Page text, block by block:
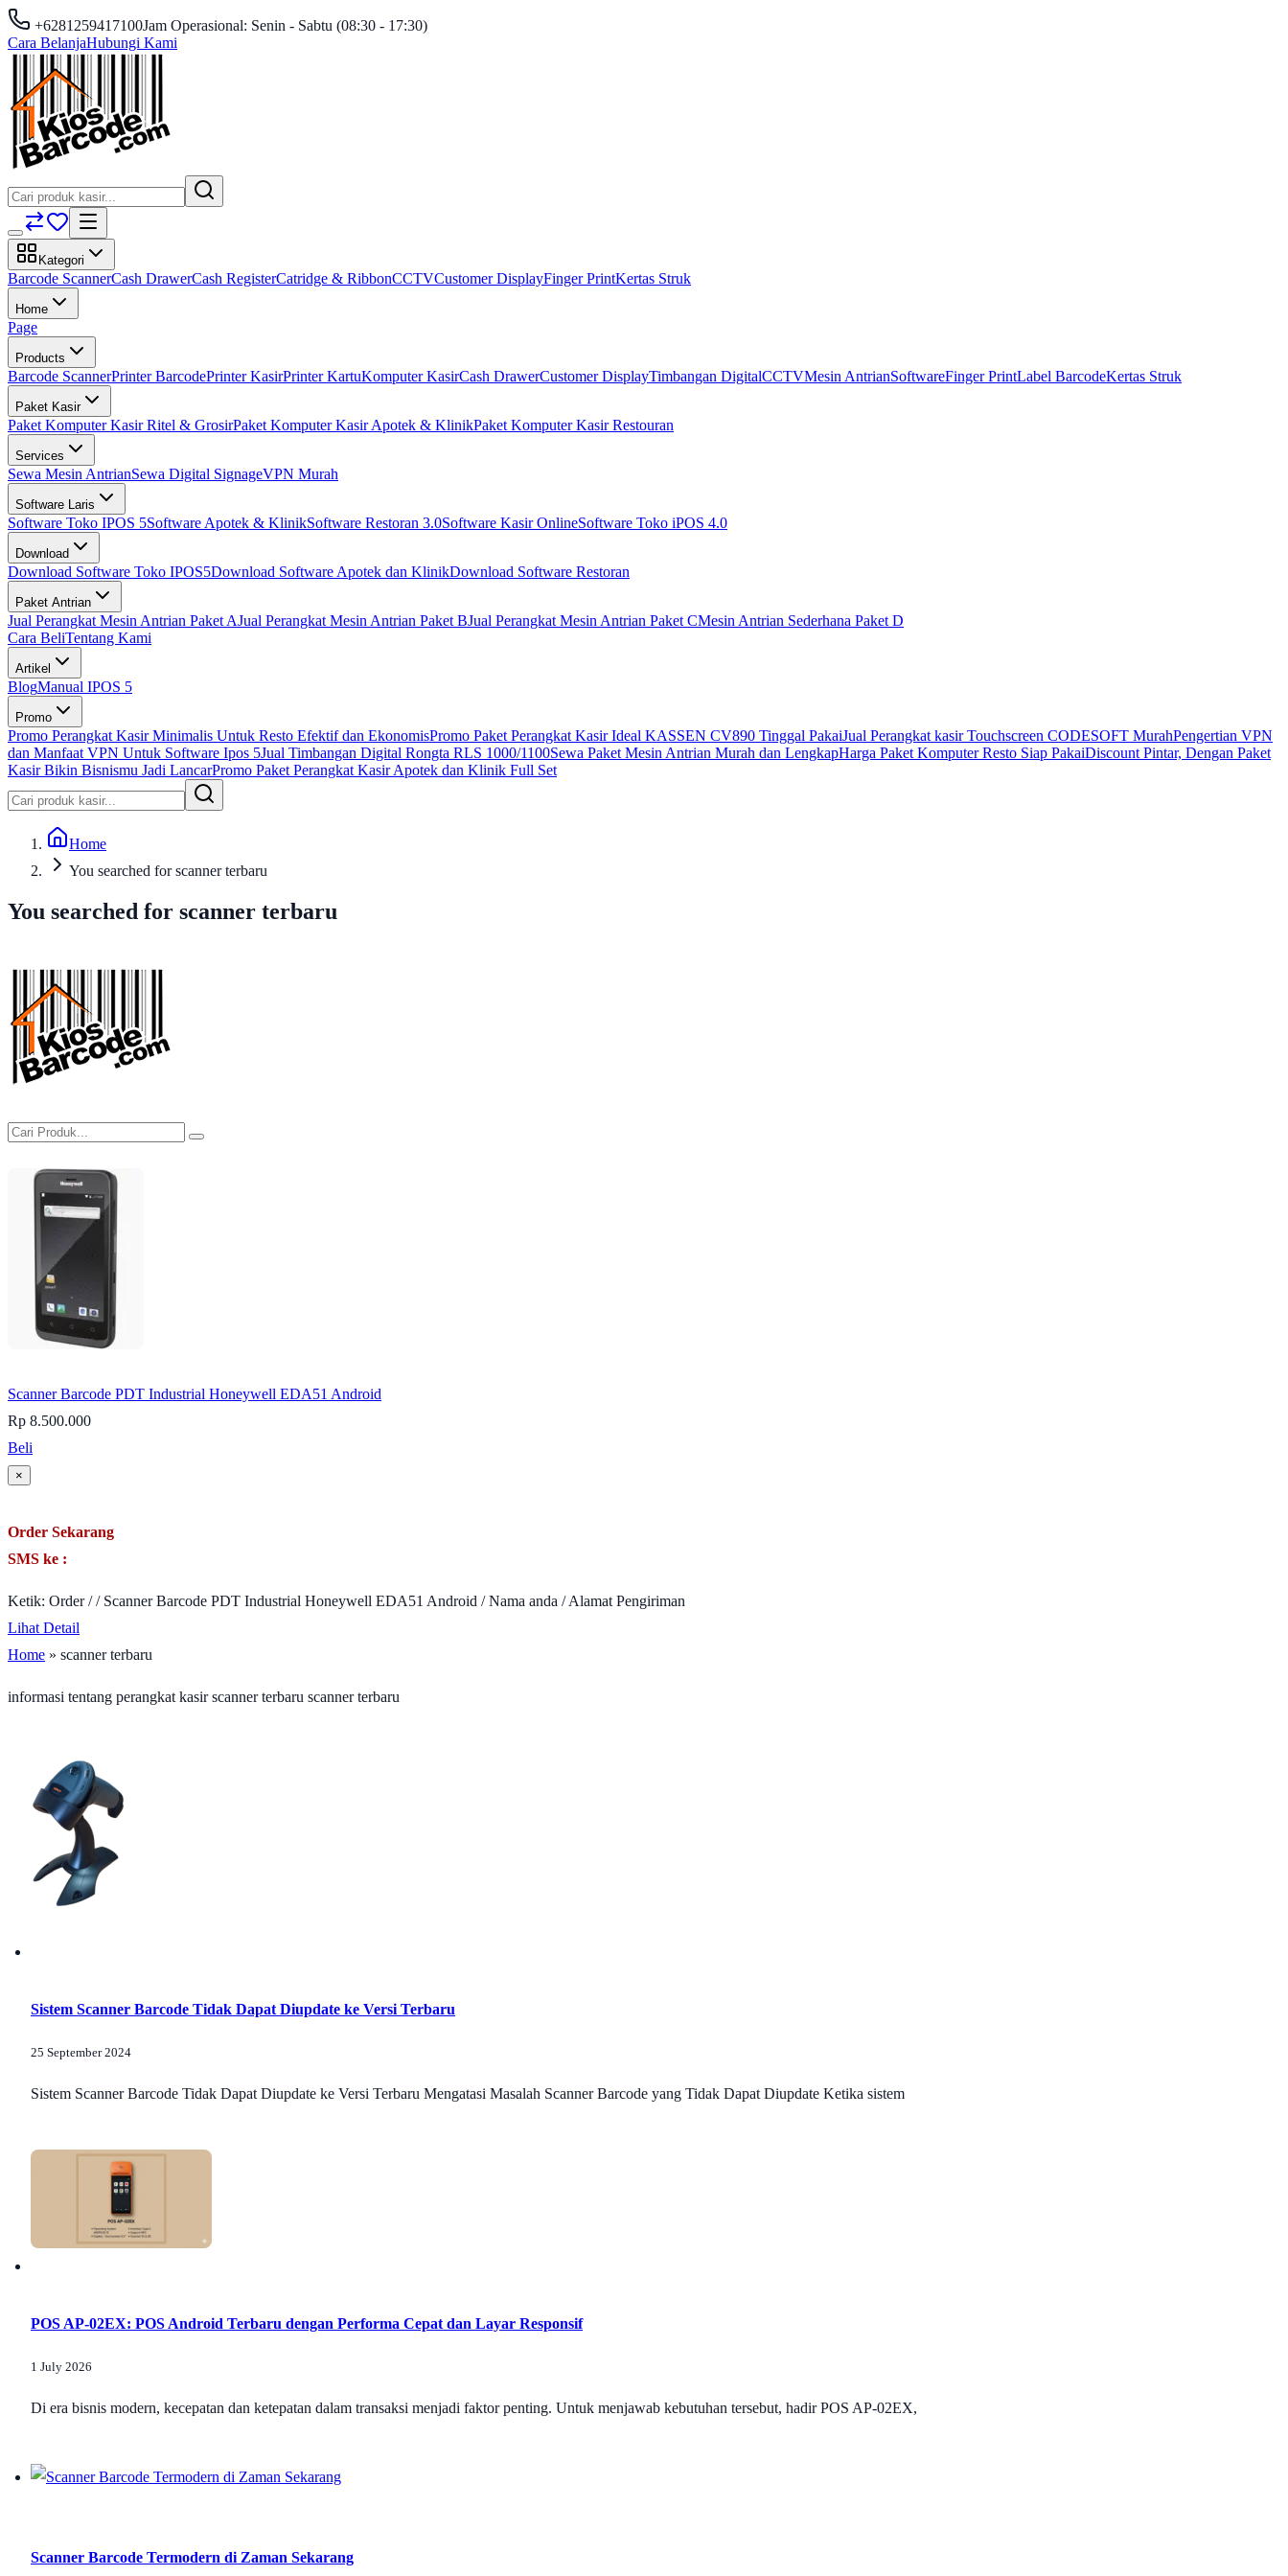
+6281259417100Jam Operasional: Senin - Sabtu (08:30 - 17:30)
Cara BelanjaHubungi Kami
Kategori
Barcode ScannerCash DrawerCash RegisterCatridge & RibbonCCTVCustomer DisplayFinger PrintKertas Struk
Home
Page
Products
Barcode ScannerPrinter BarcodePrinter KasirPrinter KartuKomputer KasirCash DrawerCustomer DisplayTimbangan DigitalCCTVMesin AntrianSoftwareFinger PrintLabel BarcodeKertas Struk
Paket Kasir
Paket Komputer Kasir Ritel & GrosirPaket Komputer Kasir Apotek & KlinikPaket Komputer Kasir Restouran
Services
Sewa Mesin AntrianSewa Digital SignageVPN Murah
Software Laris
Software Toko IPOS 5Software Apotek & KlinikSoftware Restoran 3.0Software Kasir OnlineSoftware Toko iPOS 4.0
Download
Download Software Toko IPOS5Download Software Apotek dan KlinikDownload Software Restoran
Paket Antrian
Jual Perangkat Mesin Antrian Paket AJual Perangkat Mesin Antrian Paket BJual Perangkat Mesin Antrian Paket CMesin Antrian Sederhana Paket D
Cara BeliTentang Kami
Artikel
BlogManual IPOS 5
Promo
Promo Perangkat Kasir Minimalis Untuk Resto Efektif dan EkonomisPromo Paket Perangkat Kasir Ideal KASSEN CV890 Tinggal PakaiJual Perangkat kasir Touchscreen CODESOFT MurahPengertian VPN
dan Manfaat VPN Untuk Software Ipos 5Jual Timbangan Digital Rongta RLS 1000/1100Sewa Paket Mesin Antrian Murah dan LengkapHarga Paket Komputer Resto Siap PakaiDiscount Pintar, Dengan Paket
Kasir Bikin Bisnismu Jadi LancarPromo Paket Perangkat Kasir Apotek dan Klinik Full Set
Home
You searched for scanner terbaru
You searched for scanner terbaru
Scanner Barcode PDT Industrial Honeywell EDA51 Android
Rp 8.500.000
Beli
×
Order Sekarang
SMS ke :
Ketik: Order / / Scanner Barcode PDT Industrial Honeywell EDA51 Android / Nama anda / Alamat Pengiriman
Lihat Detail
Home » scanner terbaru
informasi tentang perangkat kasir scanner terbaru scanner terbaru
Sistem Scanner Barcode Tidak Dapat Diupdate ke Versi Terbaru
25 September 2024
Sistem Scanner Barcode Tidak Dapat Diupdate ke Versi Terbaru Mengatasi Masalah Scanner Barcode yang Tidak Dapat Diupdate Ketika sistem
POS AP-02EX: POS Android Terbaru dengan Performa Cepat dan Layar Responsif
1 July 2026
Di era bisnis modern, kecepatan dan ketepatan dalam transaksi menjadi faktor penting. Untuk menjawab kebutuhan tersebut, hadir POS AP-02EX,
Scanner Barcode Termodern di Zaman Sekarang